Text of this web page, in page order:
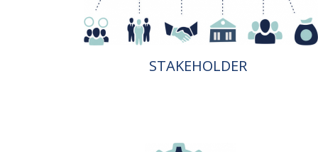
STAKEHOLDER